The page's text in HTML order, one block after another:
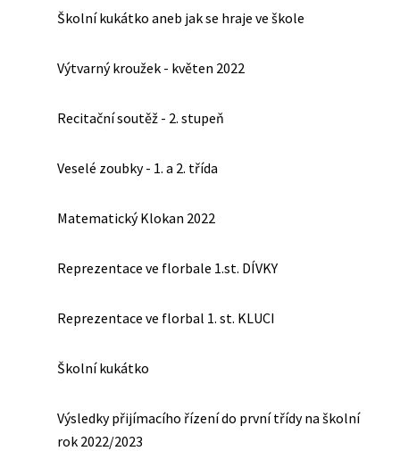
Školní kukátko aneb jak se hraje ve škole
Výtvarný kroužek - květen 2022
Recitační soutěž - 2. stupeň
Veselé zoubky - 1. a 2. třída
Matematický Klokan 2022
Reprezentace ve florbale 1.st. DÍVKY
Reprezentace ve florbal 1. st. KLUCI
Školní kukátko
Výsledky přijímacího řízení do první třídy na školní
rok 2022/2023